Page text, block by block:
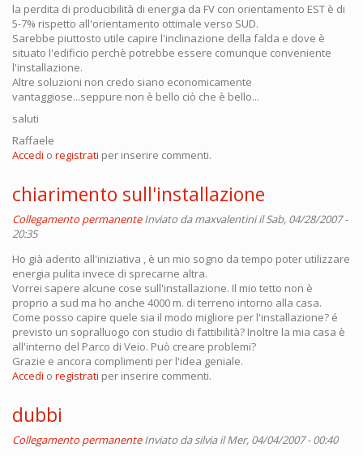
la perdita di producibilità di energia da FV con orientamento EST è di
5-7% rispetto all'orientamento ottimale verso SUD.
Sarebbe piuttosto utile capire l'inclinazione della falda e dove è
situato l'edificio perchè potrebbe essere comunque conveniente
l'installazione.
Altre soluzioni non credo siano economicamente
vantaggiose...seppure non è bello ciò che è bello...
saluti
Raffaele
Accedi o registrati per inserire commenti.
chiarimento sull'installazione
Collegamento permanente Inviato damaxvalentiniil Sab, 04/28/2007 -
20:35
Ho già aderito all'iniziativa , è un mio sogno da tempo poter utilizzare
energia pulita invece di sprecarne altra.
Vorrei sapere alcune cose sull'installazione. Il mio tetto non è
proprio a sud ma ho anche 4000 m. di terreno intorno alla casa.
Come posso capire quele sia il modo migliore per l'installazione? é
previsto un sopralluogo con studio di fattibilità? Inoltre la mia casa è
all'interno del Parco di Veio. Può creare problemi?
Grazie e ancora complimenti per l'idea geniale.
Accedi o registrati per inserire commenti.
dubbi
Collegamento permanente Inviato da silviail Mer, 04/04/2007 - 00:40